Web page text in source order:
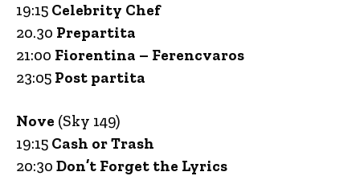
19:15 Celebrity Chef
20.30 Prepartita
21:00 Fiorentina – Ferencvaros
23:05 Post partita
Nove (Sky 149)
19:15 Cash or Trash
20:30 Don’t Forget the Lyrics